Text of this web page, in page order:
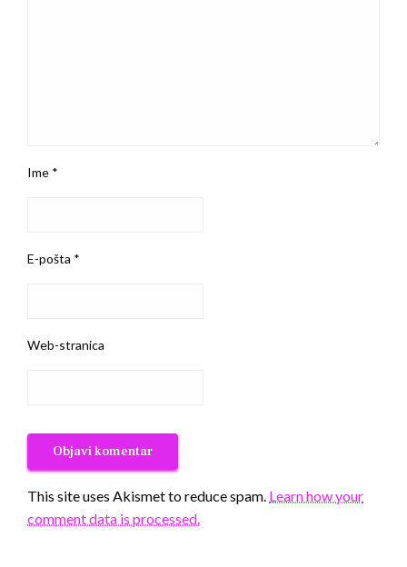
Ime *
E-pošta *
Web-stranica
This site uses Akismet to reduce spam. Learn how your
comment data is processed.